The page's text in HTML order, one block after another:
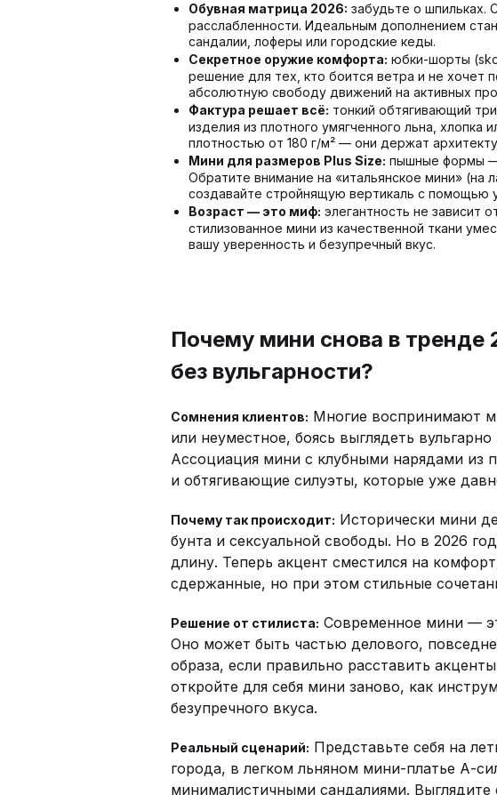
Обувная матрица 2026: забудьте о шпильках.
расслабленности. Идеальным дополнением
сандалии, лоферы или городские кеды.
Секретное оружие комфорта: юбки-шорты
решение для тех, кто боится ветра и не хочет
абсолютную свободу движений на активных
Фактура решает всё: тонкий обтягивающий
изделия из плотного умягченного льна, хлопка
плотностью от 180 г/м² — они держат
Мини для размеров Plus Size: пышные формы —
Обратите внимание на «итальянское мини» (на
создавайте стройнящую вертикаль с помощью
Возраст — это миф: элегантность не зависит
стилизованное мини из качественной ткани
вашу уверенность и безупречный вкус.
Почему мини снова в тренде
без вульгарности?
Сомнения клиентов: Многие воспринимают
или неуместное, боясь выглядеть
Ассоциация мини с клубными нарядами из
и обтягивающие силуэты, которые уже
Почему так происходит: Исторически мини
бунта и сексуальной свободы. Но в 2026
длину. Теперь акцент сместился на
сдержанные, но при этом стильные
Решение от стилиста: Современное мини —
Оно может быть частью делового,
образа, если правильно расставить
откройте для себя мини заново, как
безупречного вкуса.
Реальный сценарий: Представьте себя на
города, в легком льняном мини-платье А-
минималистичными сандалиями.